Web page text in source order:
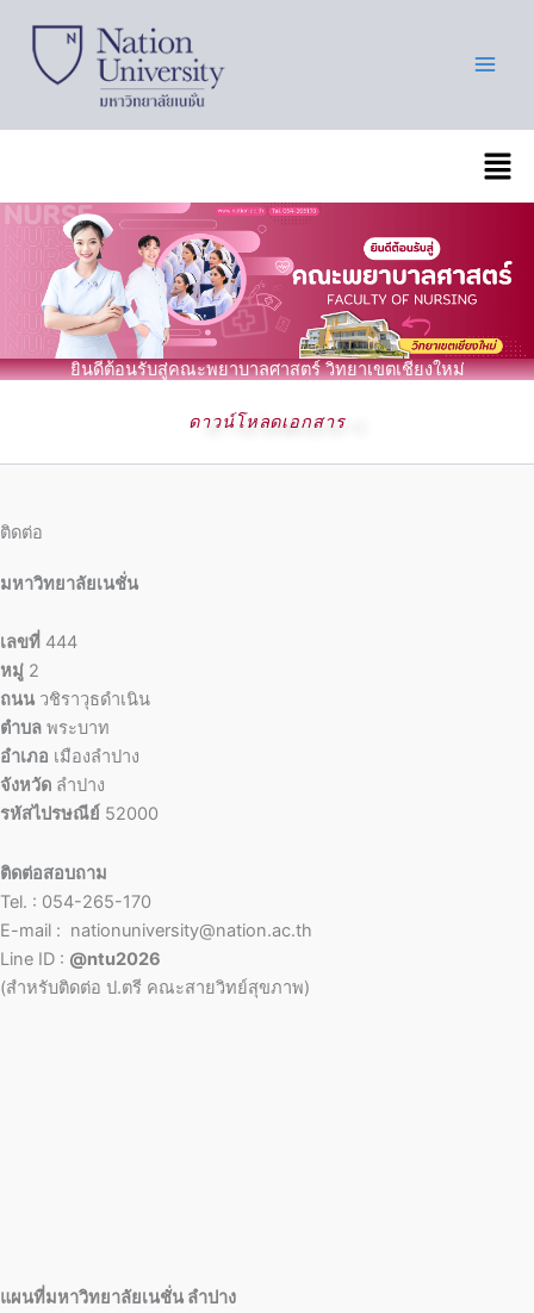
content
เมนู
ยินดีต้อนรับสู่คณะพยาบาลศาสตร์ วิทยาเขตเชียงใหม่
ดาวน์โหลดเอกสาร
ติดต่อ
มหาวิทยาลัยเนชั่น
เลขที่ 444
หมู่ 2
ถนน วชิราวุธดำเนิน
ตำบล พระบาท
อำเภอ เมืองลำปาง
จังหวัด ลำปาง
รหัสไปรษณีย์ 52000
ติดต่อสอบถาม
Tel. : 054-265-170
E-mail : nationuniversity@nation.ac.th
Line ID : @ntu2026
(สำหรับติดต่อ ป.ตรี คณะสายวิทย์สุขภาพ)
แผนที่มหาวิทยาลัยเนชั่น ลำปาง